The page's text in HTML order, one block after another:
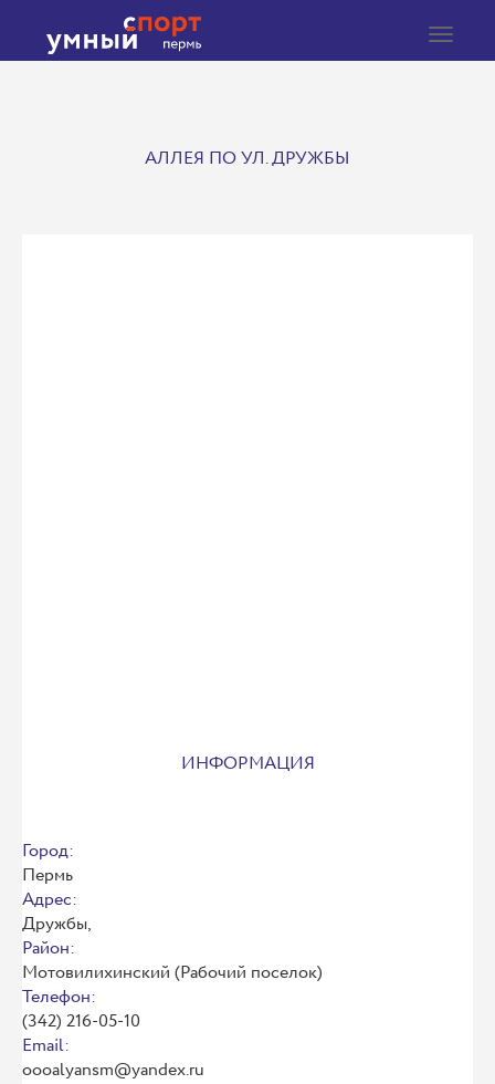
Toggle
АЛЛЕЯ ПО УЛ. ДРУЖБЫ
ИНФОРМАЦИЯ
Город:
Пермь
Адрес:
Дружбы,
Район:
Мотовилихинский (Рабочий поселок)
Телефон:
(342) 216-05-10
Email:
oooalyansm@yandex.ru